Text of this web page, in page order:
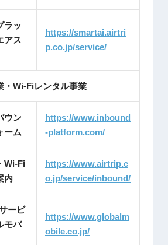
ラッ
アス
https://smartai.airtri
p.co.jp/service/
Wi-Fiレンタル事業
ウン
ーム
https://www.inbound
-platform.com/
Wi-Fi
内
https://www.airtrip.c
o.jp/service/inbound/
ービ
モバ
https://www.globalm
obile.co.jp/